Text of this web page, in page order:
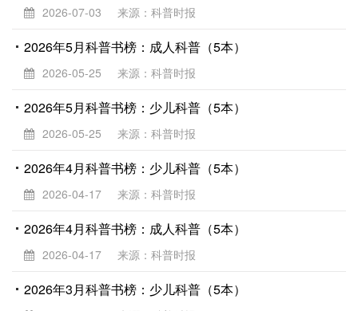
2026-07-03 来源：科普时报
2026年5月科普书榜：成人科普（5本）
2026-05-25 来源：科普时报
2026年5月科普书榜：少儿科普（5本）
2026-05-25 来源：科普时报
2026年4月科普书榜：少儿科普（5本）
2026-04-17 来源：科普时报
2026年4月科普书榜：成人科普（5本）
2026-04-17 来源：科普时报
2026年3月科普书榜：少儿科普（5本）